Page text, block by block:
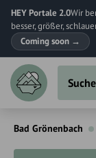
HEY Portale 2.0Wir
besser, größer,
Coming soon →
Bad Grönenbach